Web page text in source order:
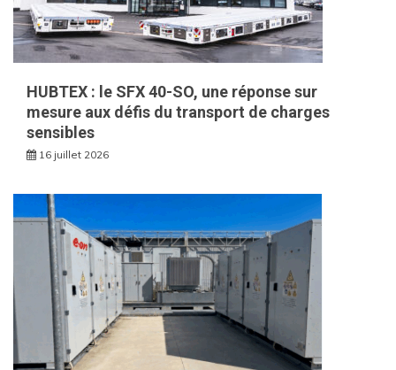
HUBTEX : le SFX 40-SO, une réponse sur
mesure aux défis du transport de charges
sensibles
16 juillet 2026